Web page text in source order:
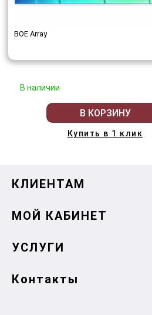
BOE Array
В наличии
В КОРЗИНУ
Купить в 1 клик
КЛИЕНТАМ
МОЙ КАБИНЕТ
УСЛУГИ
Контакты